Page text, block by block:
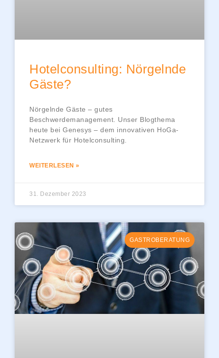
Hotelconsulting: Nörgelnde
Gäste?
Nörgelnde Gäste – gutes
Beschwerdemanagement. Unser Blogthema
heute bei Genesys – dem innovativen HoGa-
Netzwerk für Hotelconsulting.
WEITERLESEN »
31. Dezember 2023
GASTROBERATUNG